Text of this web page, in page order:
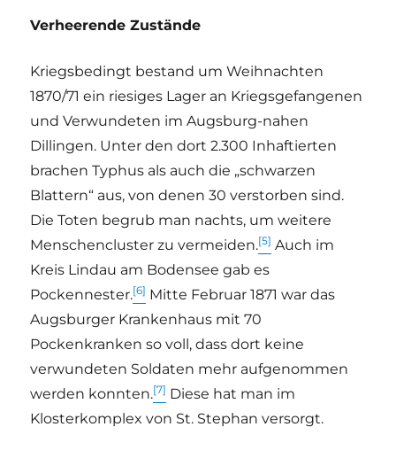
Verheerende Zustände
Kriegsbedingt bestand um Weihnachten
1870/71 ein riesiges Lager an Kriegsgefangenen
und Verwundeten im Augsburg-nahen
Dillingen. Unter den dort 2.300 Inhaftierten
brachen Typhus als auch die „schwarzen
Blattern“ aus, von denen 30 verstorben sind.
Die Toten begrub man nachts, um weitere
Menschencluster zu vermeiden.[5] Auch im
Kreis Lindau am Bodensee gab es
Pockennester.[6] Mitte Februar 1871 war das
Augsburger Krankenhaus mit 70
Pockenkranken so voll, dass dort keine
verwundeten Soldaten mehr aufgenommen
werden konnten.[7] Diese hat man im
Klosterkomplex von St. Stephan versorgt.